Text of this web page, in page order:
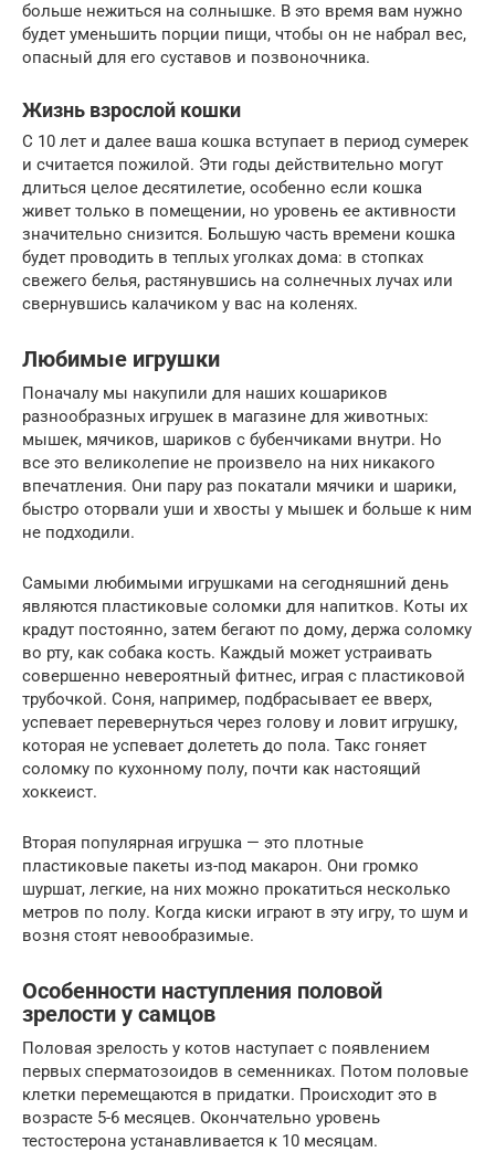
больше нежиться на солнышке. В это время вам нужно
будет уменьшить порции пищи, чтобы он не набрал вес,
опасный для его суставов и позвоночника.
Жизнь взрослой кошки
С 10 лет и далее ваша кошка вступает в период сумерек
и считается пожилой. Эти годы действительно могут
длиться целое десятилетие, особенно если кошка
живет только в помещении, но уровень ее активности
значительно снизится. Большую часть времени кошка
будет проводить в теплых уголках дома: в стопках
свежего белья, растянувшись на солнечных лучах или
свернувшись калачиком у вас на коленях.
Любимые игрушки
Поначалу мы накупили для наших кошариков
разнообразных игрушек в магазине для животных:
мышек, мячиков, шариков с бубенчиками внутри. Но
все это великолепие не произвело на них никакого
впечатления. Они пару раз покатали мячики и шарики,
быстро оторвали уши и хвосты у мышек и больше к ним
не подходили.
Самыми любимыми игрушками на сегодняшний день
являются пластиковые соломки для напитков. Коты их
крадут постоянно, затем бегают по дому, держа соломку
во рту, как собака кость. Каждый может устраивать
совершенно невероятный фитнес, играя с пластиковой
трубочкой. Соня, например, подбрасывает ее вверх,
успевает перевернуться через голову и ловит игрушку,
которая не успевает долететь до пола. Такс гоняет
соломку по кухонному полу, почти как настоящий
хоккеист.
Вторая популярная игрушка — это плотные
пластиковые пакеты из-под макарон. Они громко
шуршат, легкие, на них можно прокатиться несколько
метров по полу. Когда киски играют в эту игру, то шум и
возня стоят невообразимые.
Особенности наступления половой
зрелости у самцов
Половая зрелость у котов наступает с появлением
первых сперматозоидов в семенниках. Потом половые
клетки перемещаются в придатки. Происходит это в
возрасте 5-6 месяцев. Окончательно уровень
тестостерона устанавливается к 10 месяцам.